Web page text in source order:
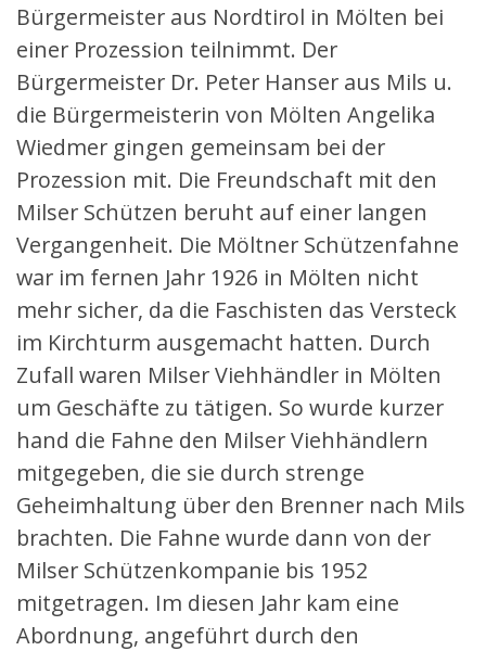
Bürgermeister aus Nordtirol in Mölten bei
einer Prozession teilnimmt. Der
Bürgermeister Dr. Peter Hanser aus Mils u.
die Bürgermeisterin von Mölten Angelika
Wiedmer gingen gemeinsam bei der
Prozession mit. Die Freundschaft mit den
Milser Schützen beruht auf einer langen
Vergangenheit. Die Möltner Schützenfahne
war im fernen Jahr 1926 in Mölten nicht
mehr sicher, da die Faschisten das Versteck
im Kirchturm ausgemacht hatten. Durch
Zufall waren Milser Viehhändler in Mölten
um Geschäfte zu tätigen. So wurde kurzer
hand die Fahne den Milser Viehhändlern
mitgegeben, die sie durch strenge
Geheimhaltung über den Brenner nach Mils
brachten. Die Fahne wurde dann von der
Milser Schützenkompanie bis 1952
mitgetragen. Im diesen Jahr kam eine
Abordnung, angeführt durch den